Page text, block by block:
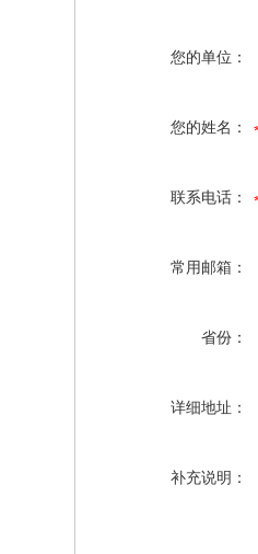
您的单位：
您的姓名：
联系电话：
常用邮箱：
省份：
详细地址：
补充说明：